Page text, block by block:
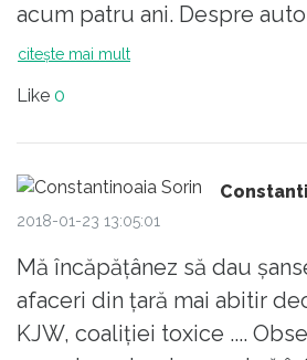
acum patru ani. Despre
constructie nu mai zic, bani
kilogram.
citește mai mult
Like 0
2018-01-23 13:05:01
Mă încăpățânez să dau
afaceri din țară mai abitir
KJW, coaliției toxice ....